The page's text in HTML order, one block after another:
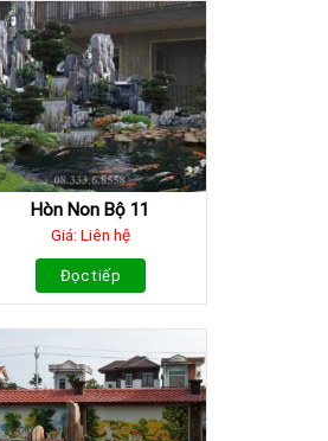
Hòn Non Bộ 11
Giá: Liên hệ
Đọc tiếp